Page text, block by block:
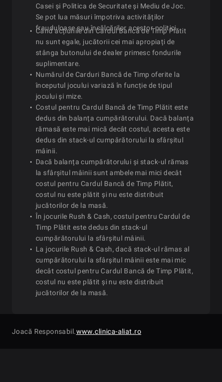
Casei și Politica de Securitate și Mediu de Joc.
Se pot lua măsuri împotriva activităților
frauduloase sau încălcărilor acestor politici.
Când acțiunile din Cardul Bancă de Timp Plătit
nu sunt egale, jucătorii cei mai apropiați de
stânga butonului de dealer primesc fondurile
suplimentare.
Numărul de Carduri Bancă de Timp oferite la
începutul jocului variază în funcție de tipul
jocului și mize.
Costul pentru Cardul Bancă de Timp Plătit este
dedus din balanța cumpărătorului. Dacă balanța
rămasă este mai mică decât costul, acesta este
dedus din stack-ul cumpărătorului la sfârșitul
mâinii.
Dacă balanța cumpărătorului și stack-ul rămas
la sfârșitul mâinii sunt ambele mai mici decât
costul pentru Cardul Bancă de Timp Plătit,
costul nu este plătit și nu este distribuit
jucătorilor de la masă.
În jocurile Rush & Cash, costul pentru Cardul de
Timp Plătit este dedus din stack-ul
cumpărătorului la sfârșitul mâinii.
La jocurile Rush & Cash, dacă stack-ul rămas al
cumpărătorului la sfârșitul mâinii este mai mic
decât costul pentru Cardul Bancă de Timp Plătit,
costul nu este plătit și nu este distribuit
jucătorilor de la masă.
Joacă Responsabil.www.clinica-aliat.ro